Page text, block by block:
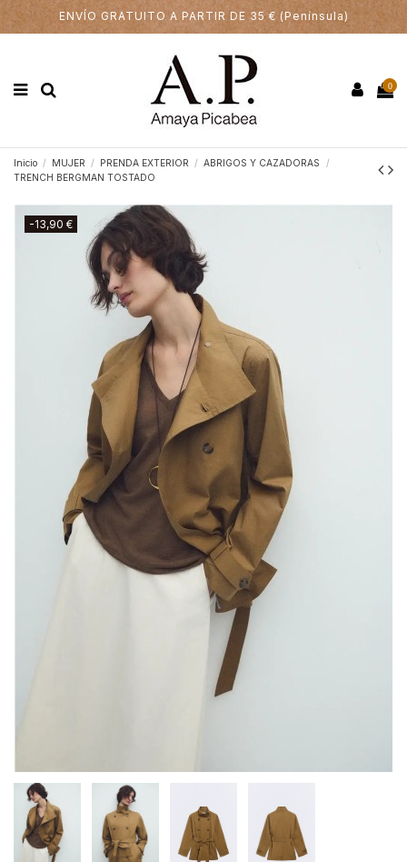
ENVÍO GRATUITO A PARTIR DE 35 € (Península)
0
Inicio MUJER PRENDA EXTERIOR
ABRIGOS Y CAZADORAS
TRENCH BERGMAN TOSTADO
-13,90 €